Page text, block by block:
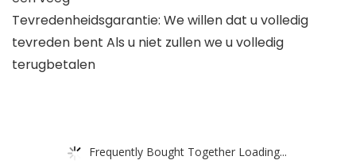
Tevredenheidsgarantie: We willen dat u volledig
tevreden bent Als u niet zullen we u volledig
terugbetalen
Frequently Bought Together Loading...